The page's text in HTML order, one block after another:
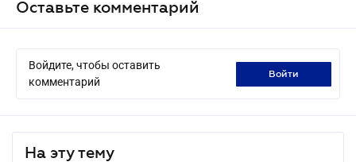
Оставьте комментарий
Войдите, чтобы оставить
комментарий
войти
На эту тему